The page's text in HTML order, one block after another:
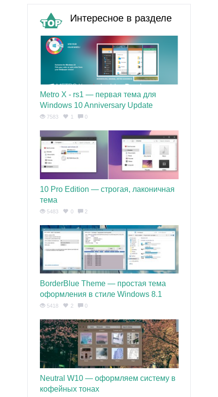
Интересное в разделе
Metro X - rs1 — первая тема для
Windows 10 Anniversary Update
7583 1 0
10 Pro Edition — строгая, лаконичная
тема
5483 0 2
BorderBlue Theme — простая тема
оформления в стиле Windows 8.1
5418 2 0
Neutral W10 — оформляем систему в
кофейных тонах